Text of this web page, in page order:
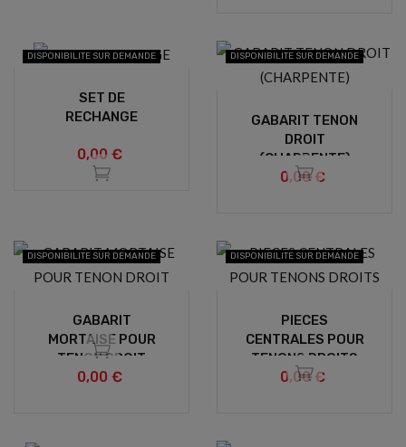
DISPONIBILITE SUR DEMANDE
SET DE
RECHANGE
0,00 €
DISPONIBILITE SUR DEMANDE
GABARIT TENON
DROIT
(CHARPENTE)
0,00 €
DISPONIBILITE SUR DEMANDE
GABARIT
MORTAISE POUR
TENON DROIT
0,00 €
DISPONIBILITE SUR DEMANDE
PIECES
CENTRALES POUR
TENONS DROITS
0,00 €